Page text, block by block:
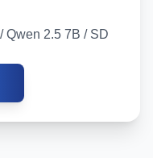
Qwen 2.5 7B / SD